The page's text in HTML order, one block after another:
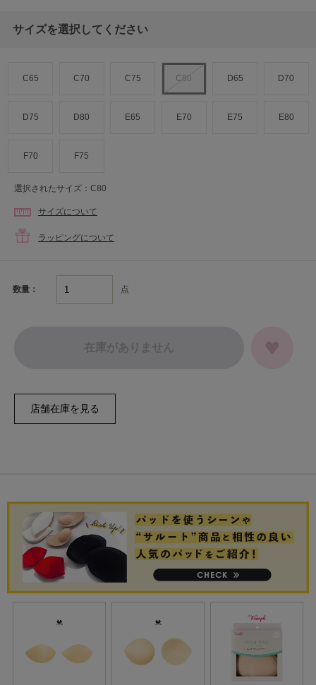
サイズを選択してください
C65 C70 C75 C80 D65 D70
D75 D80 E65 E70 E75 E80
F70 F75
選択されたサイズ：C80
サイズについて
ラッピングについて
数量： 点
在庫がありません